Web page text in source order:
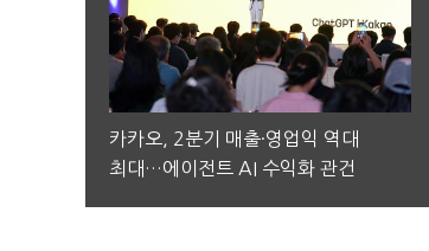
카카오, 2분기 매출·영업익 역대
최대…에이전트 AI 수익화 관건